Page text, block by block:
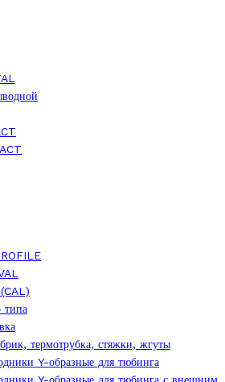
типа
термотрубка, стяжки, жгуты
Y-образные для тюбинга